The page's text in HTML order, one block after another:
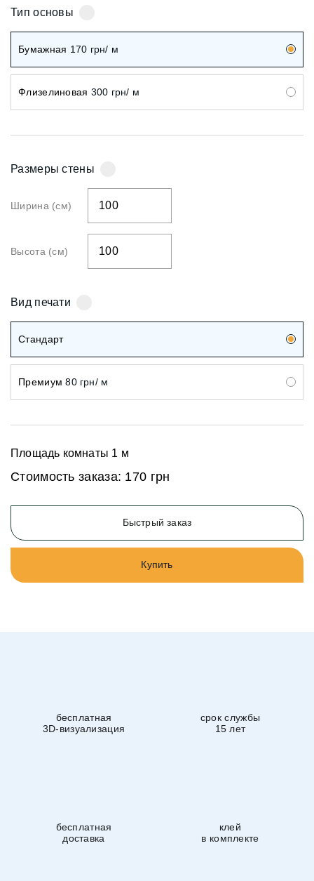
Тип основы
Бумажная 170 грн/ м
Флизелиновая 300 грн/ м
Размеры стены
Ширина (см)
Высота (см)
Вид печати
Стандарт
Премиум 80 грн/ м
Площадь комнаты 1 м
Стоимость заказа: 170 грн
Быстрый заказ
Купить
бесплатная
3D-визуализация
срок службы
15 лет
бесплатная
доставка
клей
в комплекте